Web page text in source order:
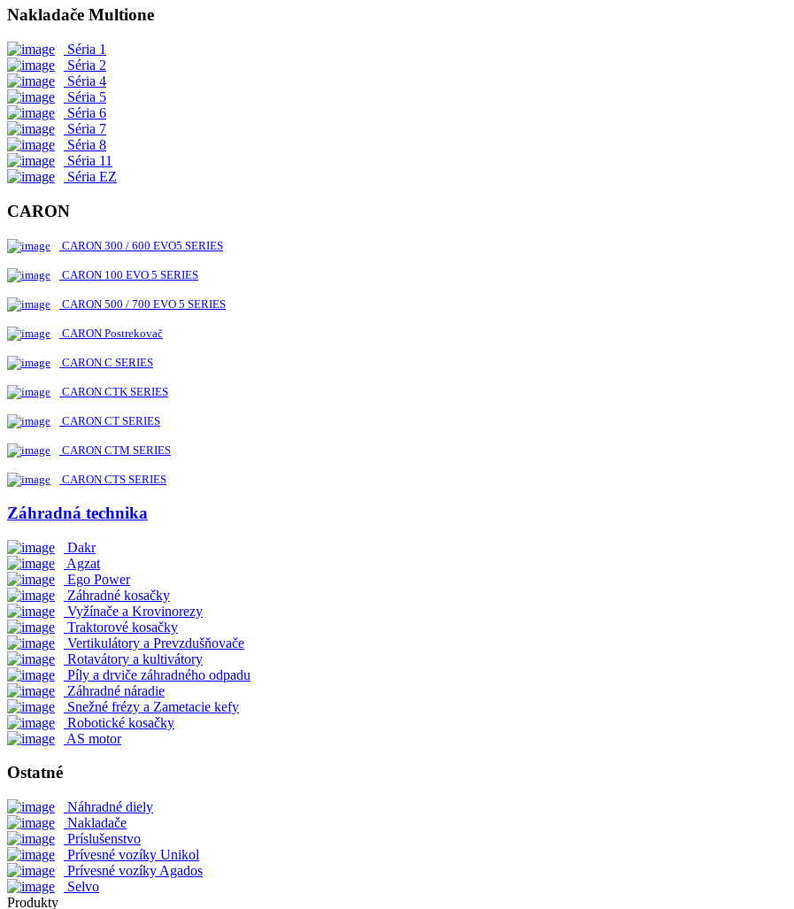
Nakladače Multione
Séria 1
Séria 2
Séria 4
Séria 5
Séria 6
Séria 7
Séria 8
Séria 11
Séria EZ
CARON
CARON 300 / 600 EVO5 SERIES
CARON 100 EVO 5 SERIES
CARON 500 / 700 EVO 5 SERIES
CARON Postrekovač
CARON C SERIES
CARON CTK SERIES
CARON CT SERIES
CARON CTM SERIES
CARON CTS SERIES
Záhradná technika
Dakr
Agzat
Ego Power
Záhradné kosačky
Vyžínače a Krovinorezy
Traktorové kosačky
Vertikulátory a Prevzdušňovače
Rotavátory a kultivátory
Píly a drviče záhradného odpadu
Záhradné náradie
Snežné frézy a Zametacie kefy
Robotické kosačky
AS motor
Ostatné
Náhradné diely
Nakladače
Príslušenstvo
Prívesné vozíky Unikol
Prívesné vozíky Agados
Selvo
Produkty